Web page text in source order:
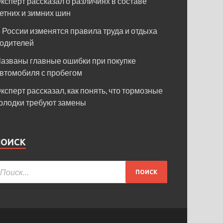
и зимних шин
России изменятся правила труда и отдыха
главные ошибки при покупке
с пробегом
рассказал, как понять, что тормозные
требуют замены